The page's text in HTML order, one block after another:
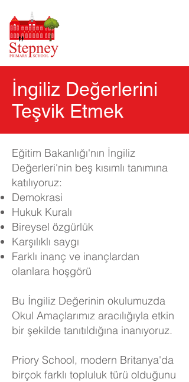
İngiliz Değerlerini
Teşvik Etmek
Eğitim Bakanlığı'nın İngiliz
Değerleri'nin beş kısımlı tanımına
katılıyoruz:
Demokrasi
Hukuk Kuralı
Bireysel özgürlük
Karşılıklı saygı
Farklı inanç ve inançlardan
olanlara hoşgörü
Bu İngiliz Değerinin okulumuzda
Okul Amaçlarımız aracılığıyla etkin
bir şekilde tanıtıldığına inanıyoruz.
Priory School, modern Britanya'da
birçok farklı topluluk türü olduğunu